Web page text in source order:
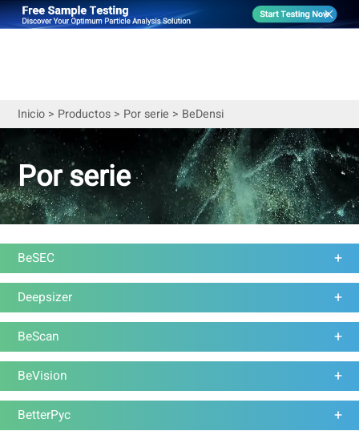
Inicio> Productos> Por serie > BeDensi
Por serie
BeSEC
Deepsizer
BeScan
BeVision
BetterPyc